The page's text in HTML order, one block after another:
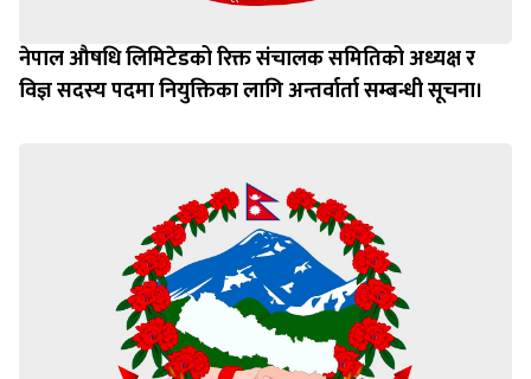
नेपाल औषधि लिमिटेडको रिक्त संचालक समितिको अध्यक्ष र
विज्ञ सदस्य पदमा नियुक्तिका लागि अन्तर्वार्ता सम्बन्धी सूचना।